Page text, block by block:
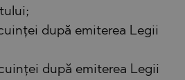
după emiterea Legii
după emiterea Legii